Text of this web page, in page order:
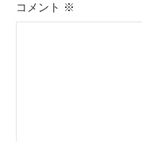
コメント ※